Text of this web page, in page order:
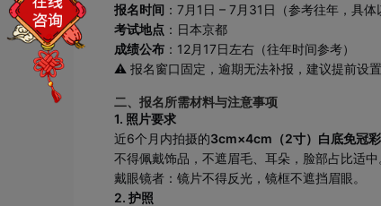
报名时间 ：7月1日 – 7月31日（参考往年，具
考试地点 ：日本京都
成绩公布 ：12月17日左右（往年时间参考）
⚠️ 报名窗口固定，逾期无法补报，建议提前设
二、 报名所需材料与注意事项
1. 照片要求
近6个月内拍摄的3cm×4cm（2寸）白底免冠彩
不得佩戴饰品，不遮眉毛、耳朵，脸部占比适中
戴眼镜者：镜片不得反光，镜框不遮挡眉眼。
2. 护照